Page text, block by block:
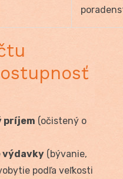
príjem (očistený o
(bývanie,
podľa veľkosti